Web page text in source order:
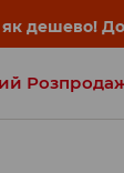
-30% на